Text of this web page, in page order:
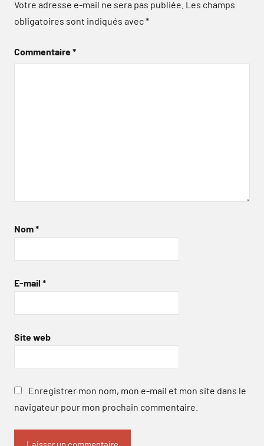
Votre adresse e-mail ne sera pas publiée. Les champs
obligatoires sont indiqués avec*
Commentaire*
Nom*
E-mail *
Site web
Enregistrer mon nom, mon e-mail et mon site dans le
navigateur pour mon prochain commentaire.